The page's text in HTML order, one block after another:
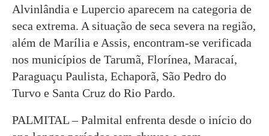
Alvinlândia e Lupercio aparecem na categoria de
seca extrema. A situação de seca severa na região,
além de Marília e Assis, encontram-se verificada
nos municípios de Tarumã, Florínea, Maracaí,
Paraguaçu Paulista, Echaporã, São Pedro do
Turvo e Santa Cruz do Rio Pardo.
PALMITAL – Palmital enfrenta desde o início do